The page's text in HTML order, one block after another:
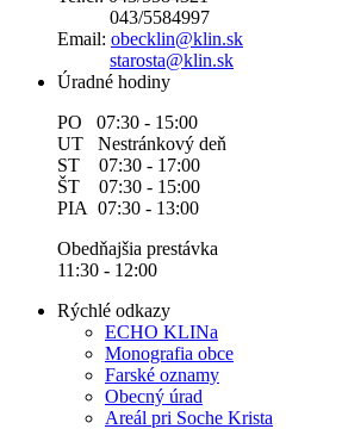
043/5584997
Email: obecklin@klin.sk
starosta@klin.sk
Úradné hodiny
PO 07:30 - 15:00
UT Nestránkový deň
ST 07:30 - 17:00
ŠT 07:30 - 15:00
PIA 07:30 - 13:00
Obedňajšia prestávka
11:30 - 12:00
Rýchlé odkazy
ECHO KLINa
Monografia obce
Farské oznamy
Obecný úrad
Areál pri Soche Krista